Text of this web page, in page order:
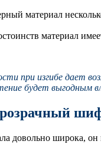
материал
материал
при изгибе дает
будет выгодным
довольно широка, он